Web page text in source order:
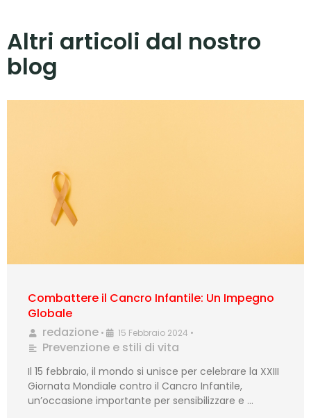
Altri articoli dal nostro
blog
Combattere il Cancro Infantile: Un Impegno
Globale
redazione • 15 Febbraio 2024 •
Prevenzione e stili di vita
Il 15 febbraio, il mondo si unisce per celebrare la XXIII
Giornata Mondiale contro il Cancro Infantile,
un’occasione importante per sensibilizzare e …